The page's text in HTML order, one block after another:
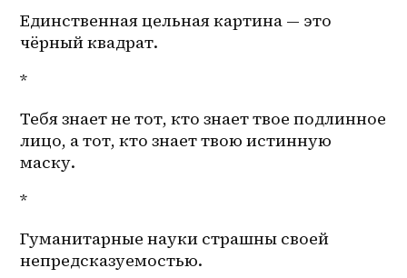
Единственная цельная картина — это
чёрный квадрат.
*
Тебя знает не тот, кто знает твое подлинное
лицо, а тот, кто знает твою истинную
маску.
*
Гуманитарные науки страшны своей
непредсказуемостью.